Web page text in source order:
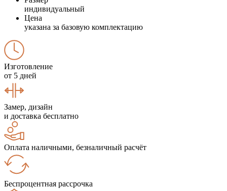
индивидуальный
Цена
указана за базовую комплектацию
Изготовление
от 5 дней
Замер, дизайн
и доставка бесплатно
Оплата наличными, безналичный расчёт
Беспроцентная рассрочка